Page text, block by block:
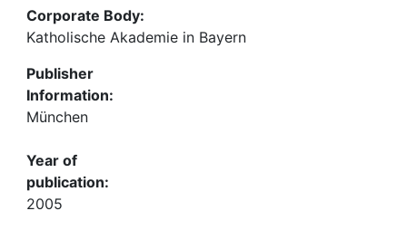
Corporate Body:
Katholische Akademie in Bayern
Publisher
Information:
München
Year of
publication:
2005